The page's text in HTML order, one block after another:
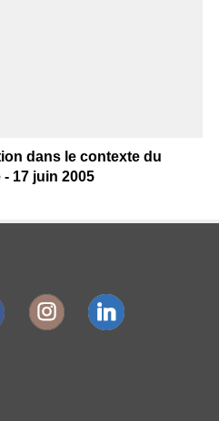
dans le contexte du
17 juin 2005